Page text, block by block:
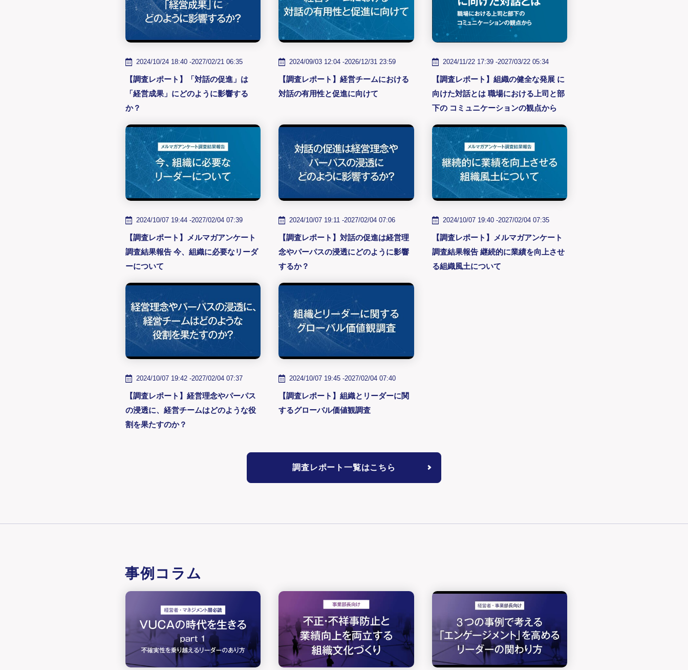
2024/10/24 18:40 -2027/02/21 06:35
【調査レポート】「対話の促進」は
「経営成果」にどのように影響する
か？
2024/09/03 12:04 -2026/12/31 23:59
【調査レポート】経営チームにおける
対話の有用性と促進に向けて
2024/11/22 17:39 -2027/03/22 05:34
【調査レポート】組織の健全な発展 に
向けた対話とは 職場における上司と部
下の コミュニケーションの観点から
2024/10/07 19:44 -2027/02/04 07:39
【調査レポート】メルマガアンケート
調査結果報告 今、組織に必要なリーダ
ーについて
2024/10/07 19:11 -2027/02/04 07:06
【調査レポート】対話の促進は経営理
念やパーパスの浸透にどのように影響
するか？
2024/10/07 19:40 -2027/02/04 07:35
【調査レポート】メルマガアンケート
調査結果報告 継続的に業績を向上させ
る組織風土について
2024/10/07 19:42 -2027/02/04 07:37
【調査レポート】経営理念やパーパス
の浸透に、経営チームはどのような役
割を果たすのか？
2024/10/07 19:45 -2027/02/04 07:40
【調査レポート】組織とリーダーに関
するグローバル価値観調査
調査レポート一覧はこちら
事例コラム